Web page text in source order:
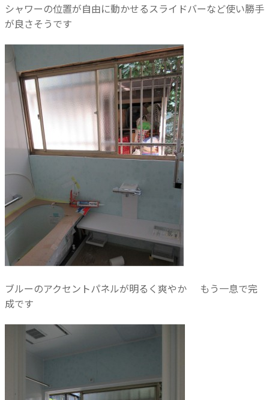
シャワーの位置が自由に動かせるスライドバーなど使い勝手
が良さそうです
ブルーのアクセントパネルが明るく爽やか
もう一息で完
成です